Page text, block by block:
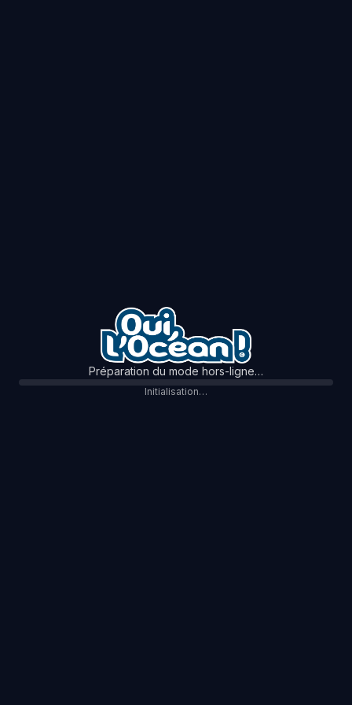
Préparation du mode hors-ligne…
Initialisation…